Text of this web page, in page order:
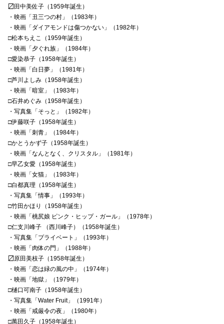
〼田中美佐子（1959年誕生）
・映画「丑三つの村」（1983年）
・映画「ダイアモンドは傷つかない」（1982年）
□松本ちえこ（1959年誕生）
・映画「夕ぐれ族」（1984年）
□愛染恭子（1958年誕生）
・映画「白日夢」（1981年）
□芦川よしみ（1958年誕生）
・映画「暗室」（1983年）
□石井めぐみ（1958年誕生）
・写真集「そっと」（1982年）
□伊藤咲子（1958年誕生）
・映画「刺青」（1984年）
□かとうかず子（1958年誕生）
・映画「なんとなく、クリスタル」（1981年）
□早乙女愛（1958年誕生）
・映画「女猫」（1983年）
□白都真理（1958年誕生）
・写真集「情事」（1993年）
□竹田かほり（1958年誕生）
・映画「桃尻娘 ピンク・ヒップ・ガール」（1978年）
□仁支川峰子 （西川峰子）（1958年誕生）
・写真集「プライベート」（1993年）
・映画「肉体の門」（1988年）
〼原田美枝子（1958年誕生）
・映画「恋は緑の風の中」（1974年）
・映画「地獄」（1979年）
□樋口可南子（1958年誕生）
・写真集「Water Fruit」（1991年）
・映画「戒厳令の夜」（1980年）
□萬田久子（1958年誕生）